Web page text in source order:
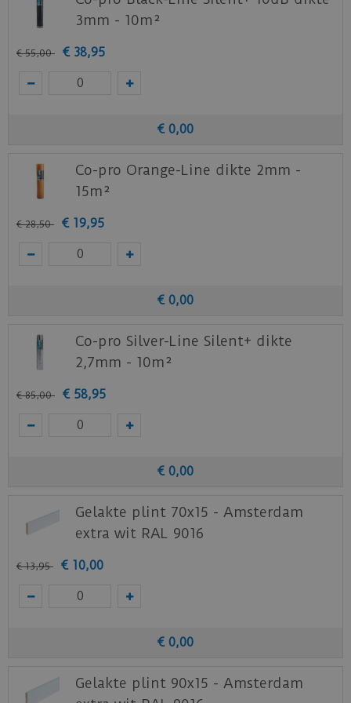
3mm - 10m²
€ 55,00 € 38,95
€ 0,00
Co-pro Orange-Line dikte 2mm -
15m²
€ 28,50 € 19,95
€ 0,00
Co-pro Silver-Line Silent+ dikte
2,7mm - 10m²
€ 85,00 € 58,95
€ 0,00
Gelakte plint 70x15 - Amsterdam
extra wit RAL 9016
€ 13,95 € 10,00
€ 0,00
Gelakte plint 90x15 - Amsterdam